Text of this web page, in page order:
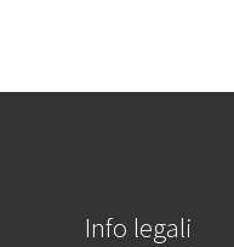
Info legali